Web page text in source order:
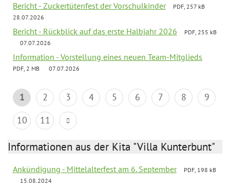
Bericht - Zuckertütenfest der Vorschulkinder
PDF, 257 kB
28.07.2026
Bericht - Rückblick auf das erste Halbjahr 2026
PDF, 255 kB
07.07.2026
Information - Vorstellung eines neuen Team-Mitglieds
PDF, 2 MB 07.07.2026
1 2 3 4 5 6 7 8
9
10
11
Informationen aus der Kita "Villa Kunterbunt"
Ankündigung - Mittelalterfest am 6. September
PDF, 198 kB
15.08.2024